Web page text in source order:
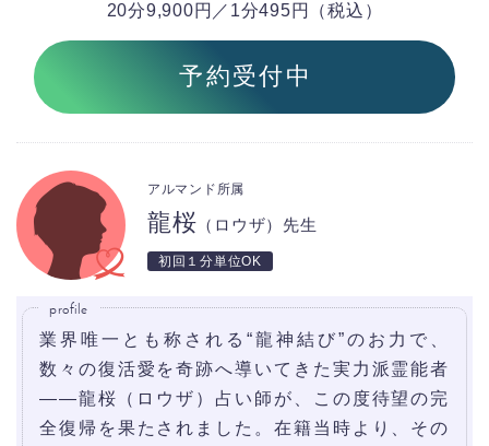
20分9,900円／1分495円（税込）
予約受付中
龍桜 （ロウザ）先生
アルマンド所属
初回１分単位OK
profile
業界唯一とも称される“龍神結び”のお力で、
数々の復活愛を奇跡へ導いてきた実力派霊能者
――龍桜（ロウザ）占い師が、この度待望の完
全復帰を果たされました。在籍当時より、その